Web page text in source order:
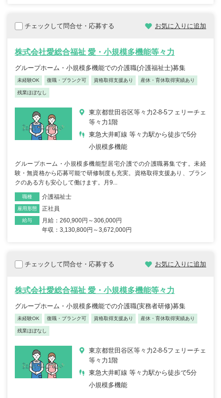
チェックして問合せ・応募する お気に入りに追加
株式会社愛総合福祉 愛・小規模多機能等々力
グループホーム・小規模多機能での介護職(介護福祉士)募集
未経験OK 復職・ブランク可 資格取得支援あり 産休・育休取得実績あり
残業ほぼなし
東京都世田谷区等々力2-8-5フェリーチェ
等々力1階
東急大井町線 等々力駅から徒歩で5分
小規模多機能
グループホーム・小規模多機能型居宅介護での介護職募集です。未経
験・無資格から応募可能で研修制度も充実。資格取得支援あり、ブラン
クのある方も安心して働けます。月9...
職種 介護福祉士
雇用形態 正社員
給与
月給：260,900円～306,000円
年収：3,130,800円～3,672,000円
チェックして問合せ・応募する お気に入りに追加
株式会社愛総合福祉 愛・小規模多機能等々力
グループホーム・小規模多機能での介護職(実務者研修)募集
未経験OK 復職・ブランク可 資格取得支援あり 産休・育休取得実績あり
残業ほぼなし
東京都世田谷区等々力2-8-5フェリーチェ
等々力1階
東急大井町線 等々力駅から徒歩で5分
小規模多機能